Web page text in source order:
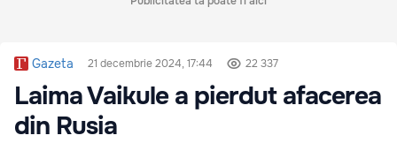
Gazeta 21 decembrie 2024, 17:44 22 337
Laima Vaikule a pierdut afacerea
din Rusia